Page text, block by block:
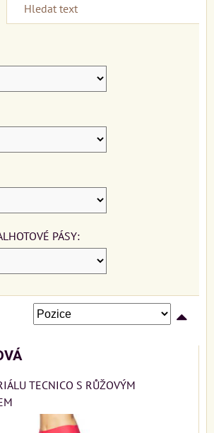
Hledat text
PÁSY:
TECNICO S RŮŽOVÝM